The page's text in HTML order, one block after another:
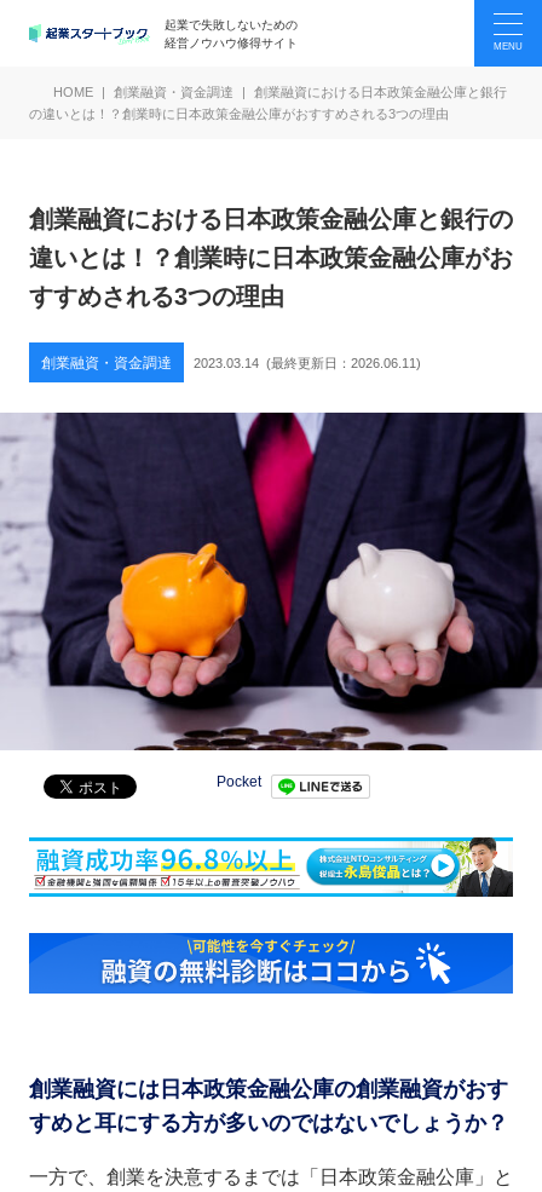
起業で失敗しないための
経営ノウハウ修得サイト
HOME 創業融資・資金調達
創業融資における日本政策金融公庫と銀行
の違いとは！？創業時に日本政策金融公庫がおすすめされる3つの理由
創業融資における日本政策金融公庫と銀行の
違いとは！？創業時に日本政策金融公庫がお
すすめされる3つの理由
創業融資・資金調達 2023.03.14 (最終更新日： 2026.06.11)
Pocket
創業融資には日本政策金融公庫の創業融資がおす
すめと耳にする方が多いのではないでしょうか？
一方で、創業を決意するまでは「日本政策金融公庫」と